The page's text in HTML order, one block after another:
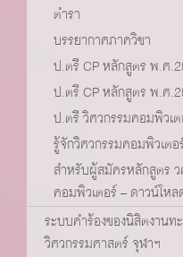
ตำรา
บรรยากาศภาควิชา
ป.ตรี CP หลักสูตร พ.ศ
ป.ตรี CP หลักสูตร พ.ศ
ป.ตรี วิศวกรรมคอมพิวเ
รู้จักวิศวกรรมคอมพิวเต
สำหรับผู้สมัครหลักสูตร
คอมพิวเตอร์ – ดาวน์โหล
ระบบคำร้องของนิสิตงาน
วิศวกรรมศาสตร์ จุฬาฯ